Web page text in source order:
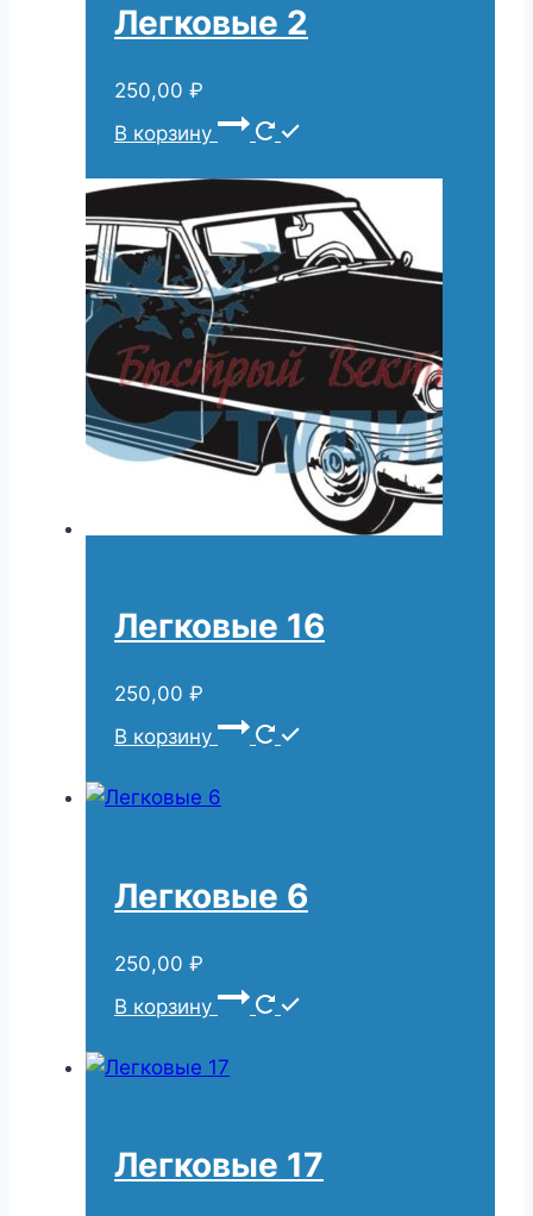
Легковые 2
250,00 ₽
В корзину
Легковые 16
250,00 ₽
В корзину
Легковые 6
250,00 ₽
В корзину
Легковые 17